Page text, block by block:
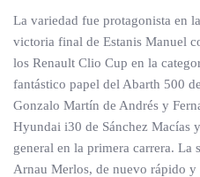
La variedad fue protagonista en
victoria final de Estanis Manuel
los Renault Clio Cup en la
fantástico papel del Abarth 500
Gonzalo Martín de Andrés y
Hyundai i30 de Sánchez Macías
general en la primera carrera. La
Arnau Merlos, de nuevo rápido